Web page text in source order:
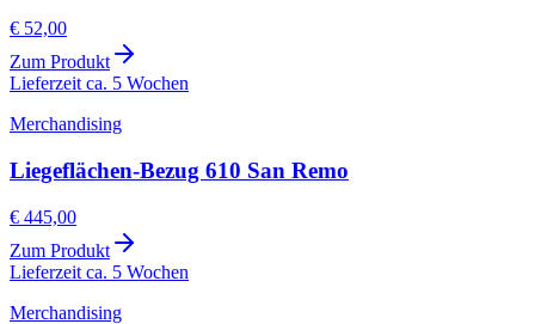
€ 52,00
Zum Produkt
Lieferzeit ca. 5 Wochen
Merchandising
Liegeflächen-Bezug 610 San Remo
€ 445,00
Zum Produkt
Lieferzeit ca. 5 Wochen
Merchandising